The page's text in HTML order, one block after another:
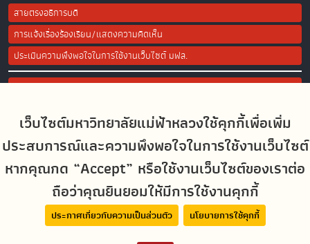
เว็บไซต์มหาวิทยาลัยแม่ฟ้าหลวงใช้คุกกี้เพื่อเพิ่ม
ประสบการณ์และความพึงพอใจในการใช้งานเว็บไซต์
หากคุณกด “Accept” หรือใช้งานเว็บไซต์ของเราต่อ
ถือว่าคุณยินยอมให้มีการใช้งานคุกกี้
ประกาศเกี่ยวกับความเป็นส่วนตัว นโยบายการใช้คุกกี้
สายตรงอธิการบดี
การแจ้งเรื่องร้องเรียน/แสดงความคิดเห็น
ประเมินความพึงพอใจในการใช้งานเว็บไซต์ มฟล.
Site Map
Social Media
MFUconnect